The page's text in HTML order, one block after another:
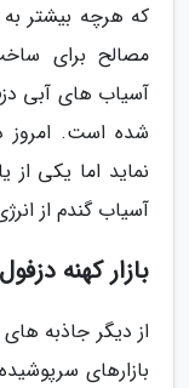
که هرچه بیشتر
مصالح برای
آسیاب های آبی
نماید اما یکی
آسیاب گندم از
بازار کهنه دزفول
از دیگر جاذبه های
بازارهای